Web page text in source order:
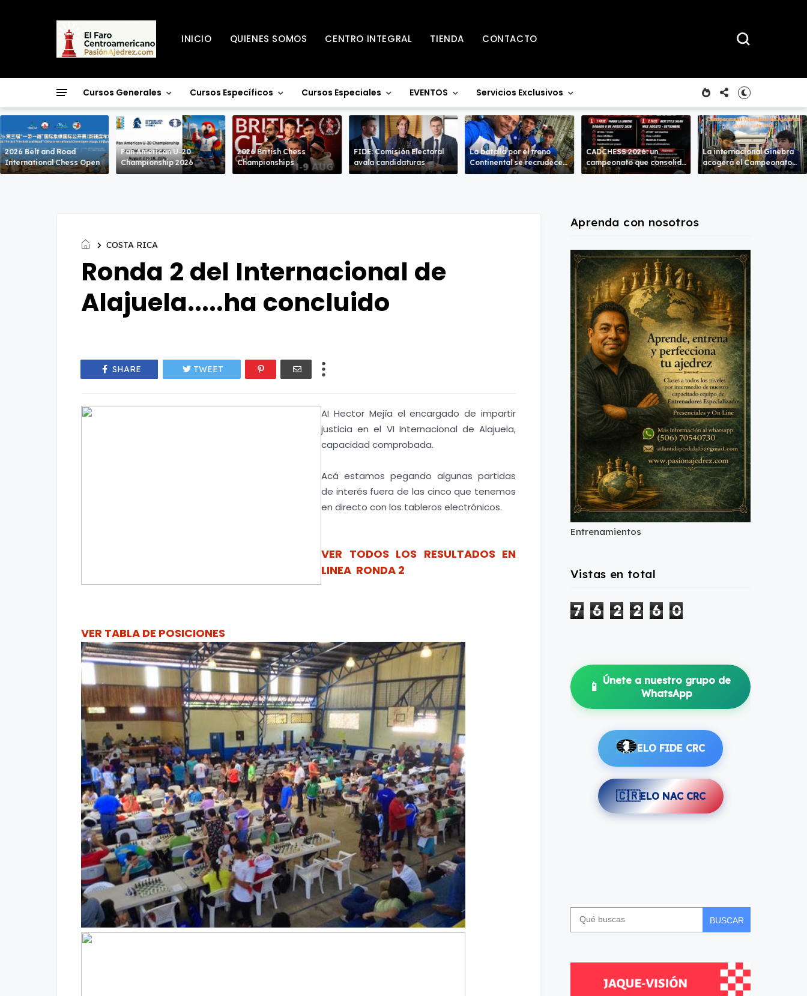
INICIO QUIENES SOMOS CENTRO INTEGRAL TIENDA CONTACTO
Cursos Generales Cursos Específicos Cursos Especiales EVENTOS Servicios Exclusivos
2026 Belt and Road
International Chess Open
Pan American U-20
Championship 2026
2026 British Chess
Championships
FIDE: Comisión Electoral
avala candidaturas
La batalla por el trono
Continental se recrudece
en la Sub-18 en ambas
CADCHESS 2026: un
campeonato que consolida
una nueva tradición en el
La internacional Ginebra
acogerá el Campeonato
del Mundo
COSTA RICA
Ronda 2 del Internacional de
Alajuela.....ha concluido
SHARE TWEET
AI Hector Mejía el encargado de impartir
justicia en el VI Internacional de Alajuela,
capacidad comprobada.
Acá estamos pegando algunas partidas
de interés fuera de las cinco que tenemos
en directo con los tableros electrónicos.
VER TODOS LOS RESULTADOS EN
LINEA RONDA 2
VER TABLA DE POSICIONES
Aprenda con nosotros
Entrenamientos
Vistas en total
7 6 2 2 6 0
📱 Únete a nuestro grupo de
WhatsApp
ELO FIDE CRC
🇨🇷ELO NAC CRC
BUSCAR